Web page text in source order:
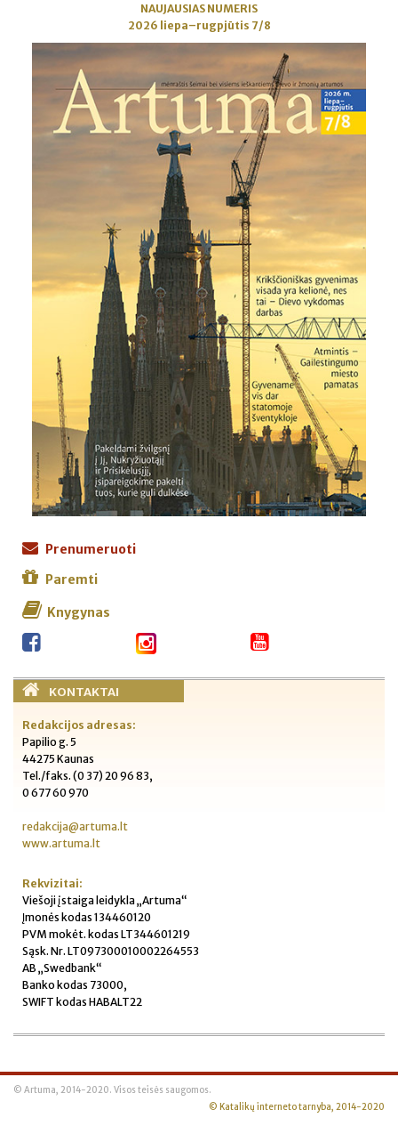
NAUJAUSIAS NUMERIS
2026 liepa–rugpjūtis 7/8
Prenumeruoti
Paremti
Knygynas
KONTAKTAI
Redakcijos adresas:
Papilio g. 5
44275 Kaunas
Tel./faks. (0 37) 20 96 83,
0 677 60 970
redakcija@artuma.lt
www.artuma.lt
Rekvizitai:
Viešoji įstaiga leidykla „Artuma“
Įmonės kodas 134460120
PVM mokėt. kodas LT344601219
Sąsk. Nr. LT097300010002264553
AB „Swedbank“
Banko kodas 73000,
SWIFT kodas HABALT22
© Artuma, 2014-2020. Visos teisės saugomos.
© Katalikų interneto tarnyba, 2014-2020